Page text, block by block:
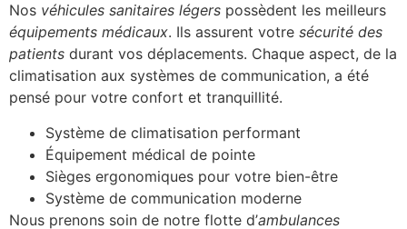
Nos véhicules sanitaires légers possèdent les meilleurs
équipements médicaux. Ils assurent votre sécurité des
patients durant vos déplacements. Chaque aspect, de la
climatisation aux systèmes de communication, a été
pensé pour votre confort et tranquillité.
Système de climatisation performant
Équipement médical de pointe
Sièges ergonomiques pour votre bien-être
Système de communication moderne
Nous prenons soin de notre flotte d’ambulances